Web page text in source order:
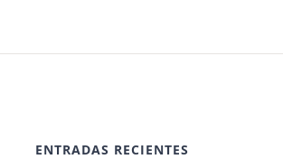
ENTRADAS RECIENTES